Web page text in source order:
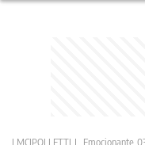
LMCIPOLLETTI Emocionante